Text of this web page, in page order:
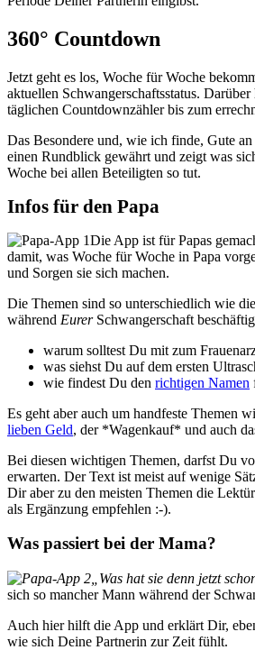
360° Countdown
Jetzt geht es los, Woche für Woche
aktuellen Schwangerschaftsstatus.
täglichen Countdownzähler bis zum
Das Besondere und, wie ich finde, Gute
einen Rundblick gewährt und zeigt was
Woche bei allen Beteiligten so tut.
Infos für den Papa
Die App ist für Papas
damit, was Woche für Woche in Papa
und Sorgen sie sich machen.
Die Themen sind so unterschiedlich wie
während EurerSchwangerschaft
warum solltest Du mit zum
was siehst Du auf dem ersten
wie findest Du den richtigen Namen
Es geht aber auch um handfeste Themen
lieben Geld, der *Wagenkauf* und auch
Bei diesen wichtigen Themen, darfst Du
erwarten. Der Text ist meist auf wenige
Dir aber zu den meisten Themen die
als Ergänzung empfehlen :-).
Was passiert bei der Mama?
„Was hat sie denn jetzt
sich so mancher Mann während der
Auch hier hilft die App und erklärt Dir,
wie sich Deine Partnerin zur Zeit fühlt.